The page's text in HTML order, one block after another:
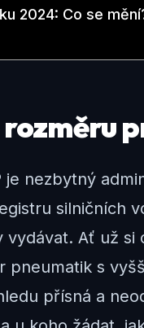
2024: Co se
nezbytný
silničních
vydávat. Ať už
pneumatik s
přísná a